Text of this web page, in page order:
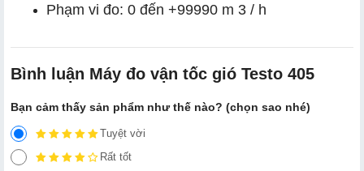
Phạm vi đo: 0 đến +99990 m 3 / h
Bình luận Máy đo vận tốc gió Testo 405
Bạn cảm thấy sản phẩm như thế nào? (chọn sao nhé)
Tuyệt vời
Rất tốt